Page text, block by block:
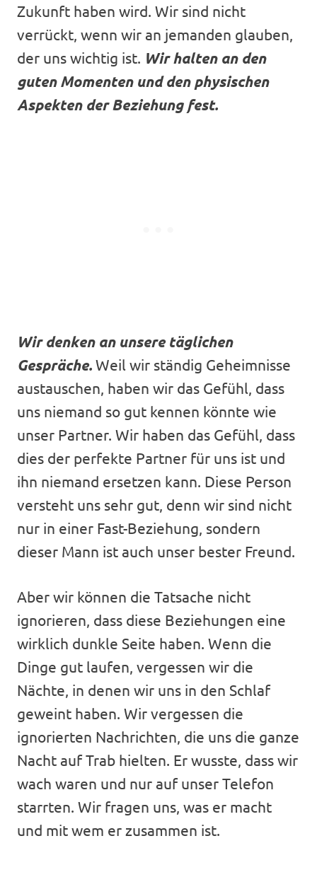
Zukunft haben wird. Wir sind nicht
verrückt, wenn wir an jemanden glauben,
der uns wichtig ist. Wir halten an den
guten Momenten und den physischen
Aspekten der Beziehung fest.
Wir denken an unsere täglichen
Gespräche.Weil wir ständig Geheimnisse
austauschen, haben wir das Gefühl, dass
uns niemand so gut kennen könnte wie
unser Partner. Wir haben das Gefühl, dass
dies der perfekte Partner für uns ist und
ihn niemand ersetzen kann. Diese Person
versteht uns sehr gut, denn wir sind nicht
nur in einer Fast-Beziehung, sondern
dieser Mann ist auch unser bester Freund.
Aber wir können die Tatsache nicht
ignorieren, dass diese Beziehungen eine
wirklich dunkle Seite haben. Wenn die
Dinge gut laufen, vergessen wir die
Nächte, in denen wir uns in den Schlaf
geweint haben. Wir vergessen die
ignorierten Nachrichten, die uns die ganze
Nacht auf Trab hielten. Er wusste, dass wir
wach waren und nur auf unser Telefon
starrten. Wir fragen uns, was er macht
und mit wem er zusammen ist.